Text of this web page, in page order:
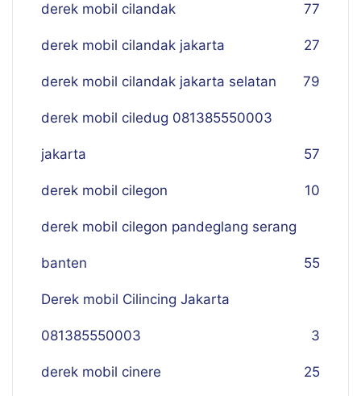
derek mobil cilandak 77
derek mobil cilandak jakarta 27
derek mobil cilandak jakarta selatan 79
derek mobil ciledug 081385550003
jakarta 57
derek mobil cilegon 10
derek mobil cilegon pandeglang serang
banten 55
Derek mobil Cilincing Jakarta
081385550003 3
derek mobil cinere 25